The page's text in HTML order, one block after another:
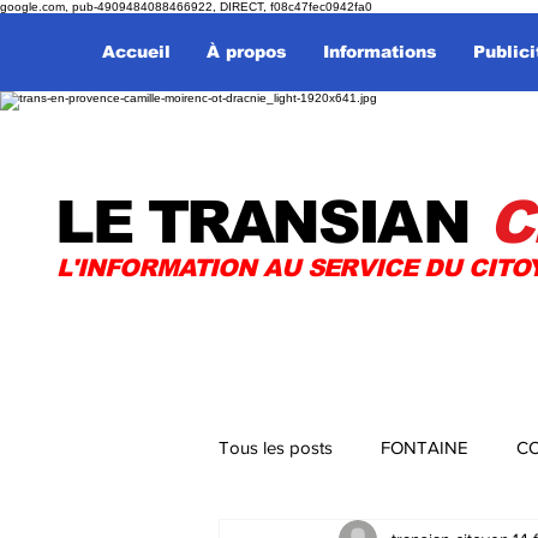
google.com, pub-4909484088466922, DIRECT, f08c47fec0942fa0
Accueil À propos Informations
LE TRANSIAN
L'INFORMATION AU SERVICE DU
Tous les posts FONTAINE